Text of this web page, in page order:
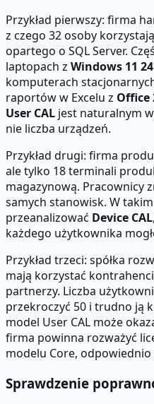
Przykład pierwszy: firma
z czego 32 osoby
opartego o SQL Server.
laptopach z Windows 11
komputerach
raportów w Excelu z Office
User CAL jest naturalnym
nie liczba urządzeń.
Przykład drugi: firma
ale tylko 18 terminali
magazynową. Pracownicy
samych stanowisk. W
przeanalizować Device CAL
każdego użytkownika
Przykład trzeci: spółka
mają korzystać
partnerzy. Liczba
przekroczyć 50 i trudno ją
model User CAL może
firma powinna rozważyć
modelu Core,
Sprawdzenie